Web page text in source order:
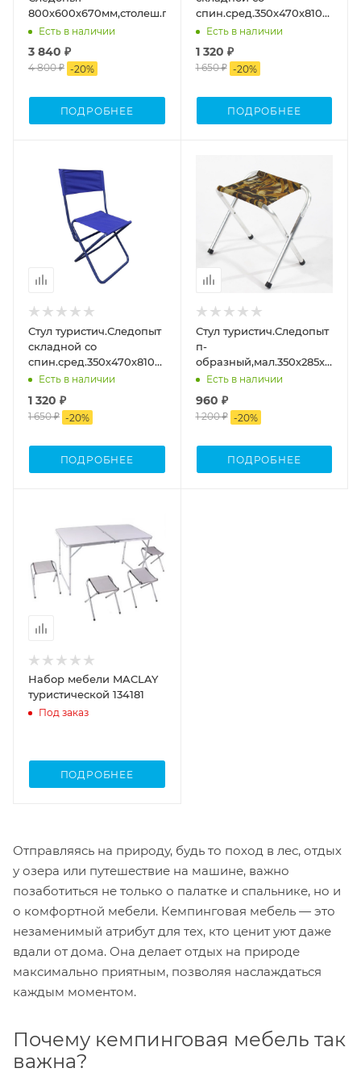
800х600х670мм,столеш.пластик
Есть в наличии
3 840 ₽
4 800 ₽ -20%
ПОДРОБНЕЕ
сталь 20х1мм.камыш
Есть в наличии
1 320 ₽
1 650 ₽ -20%
ПОДРОБНЕЕ
Стул туристич.Следопыт
складной со
спин.сред.350х470х810мм,труба
сталь 20х1мм.василек
Есть в наличии
1 320 ₽
1 650 ₽ -20%
ПОДРОБНЕЕ
Стул туристич.Следопыт
п-
алюм. 22х1мм
Есть в наличии
960 ₽
1 200 ₽ -20%
ПОДРОБНЕЕ
Набор мебели MACLAY
туристической 134181
Под заказ
ПОДРОБНЕЕ
Отправляясь на природу, будь то поход в лес, отдых
у озера или путешествие на машине, важно
позаботиться не только о палатке и спальнике, но и
о комфортной мебели. Кемпинговая мебель — это
незаменимый атрибут для тех, кто ценит уют даже
вдали от дома. Она делает отдых на природе
максимально приятным, позволяя наслаждаться
каждым моментом.
Почему кемпинговая мебель так
важна?